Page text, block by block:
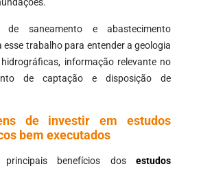
de saneamento e abastecimento
esse trabalho para entender a geologia
informação relevante no
de captação e disposição de
de investir em estudos
bem executados
benefícios dosestudos